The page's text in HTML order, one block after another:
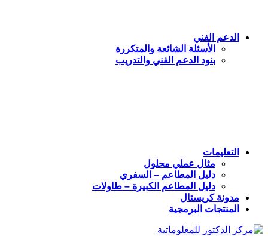
الدعم الفني
الأسئلة الشائعة والمتكررة
بنود الدعم الفني والتدريب
التعليمات
مثال عملي محلول
دليل المطاعم – السفري
دليل المطاعم الكبيرة – طاولات
مدونة كريستال
المنتجات البرمجية